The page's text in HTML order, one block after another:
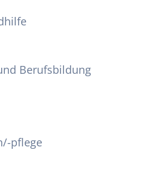
Berufsbildung
pflege